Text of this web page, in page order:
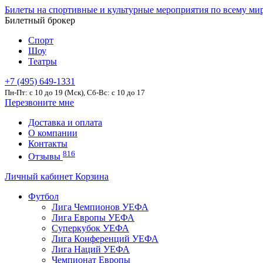
Билеты на спортивные и культурные мероприятия по всему
Билетный брокер
Спорт
Шоу
Театры
+7 (495) 649-1331
Пн-Пт: c 10 до 19 (Мск), Сб-Вс: с 10 до 17
Перезвоните мне
Доставка и оплата
О компании
Контакты
Отзывы 816
Личный кабинет Корзина
Футбол
Лига Чемпионов УЕФА
Лига Европы УЕФА
Суперкубок УЕФА
Лига Конференций УЕФА
Лига Наций УЕФА
Чемпионат Европы